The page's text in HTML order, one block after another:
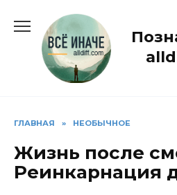
содержанию
ГЛАВНАЯ » НЕОБЫЧНОЕ
Жизнь после
Реинкарнация